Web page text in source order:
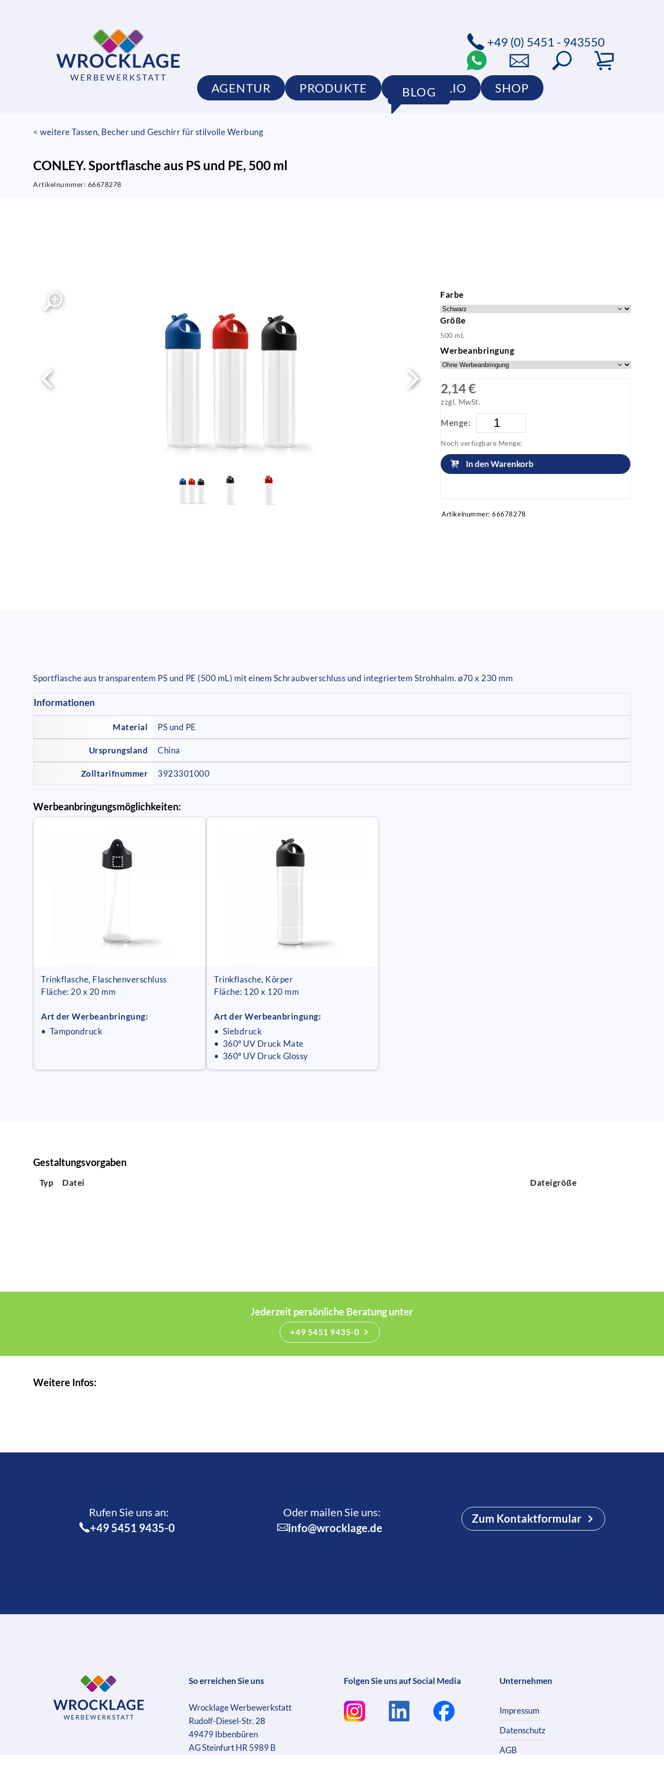
AGENTUR PRODUKTE PORTFOLIO SHOP
BLOG
+49 (0) 5451 - 943550
< weitere Tassen, Becher und Geschirr für stilvolle Werbung
CONLEY. Sportflasche aus PS und PE, 500 ml
Artikelnummer: 66678278
Farbe
Größe
500 mL
Werbeanbringung
2,14 €
zzgl. MwSt.
Menge:
Noch verfügbare Menge:
In den Warenkorb
Artikelnummer: 66678278
Sportflasche aus transparentem PS und PE (500 mL) mit einem Schraubverschluss und integriertem Strohhalm. ø70 x 230 mm
Informationen
Material PS und PE
Ursprungsland China
Zolltarifnummer 3923301000
Werbeanbringungsmöglichkeiten:
Trinkflasche, Flaschenverschluss
Fläche: 20 x 20 mm
Art der Werbeanbringung:
• Tampondruck
Trinkflasche, Körper
Fläche: 120 x 120 mm
Art der Werbeanbringung:
• Siebdruck
• 360º UV Druck Mate
• 360º UV Druck Glossy
Gestaltungsvorgaben
Typ Datei Dateigröße
Jederzeit persönliche Beratung unter
+49 5451 9435-0
Weitere Infos:
Rufen Sie uns an:­
+49 5451 9435-0
Oder mailen Sie uns:
info@wrocklage.de
Zum Kontaktformular
So erreichen Sie uns
Wrocklage Werbewerkstatt
Rudolf-Diesel-Str. 28
49479 Ibbenbüren
AG Steinfurt HR 5989 B
Folgen Sie uns auf Social Media Unternehmen
Impressum
Datenschutz
AGB